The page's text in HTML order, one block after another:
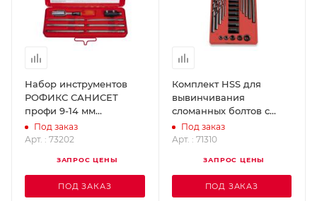
Набор инструментов
РОФИКС САНИСЕТ
профи 9-14 мм
ROTHENBERGER 73202
Под заказ
Арт. : 73202
ЗАПРОС ЦЕНЫ
ПОД ЗАКАЗ
Комплект HSS для
вывинчивания
сломанных болтов с
резьбой М5-М12
ROTHENBERGER 71310
Под заказ
Арт. : 71310
ЗАПРОС ЦЕНЫ
ПОД ЗАКАЗ